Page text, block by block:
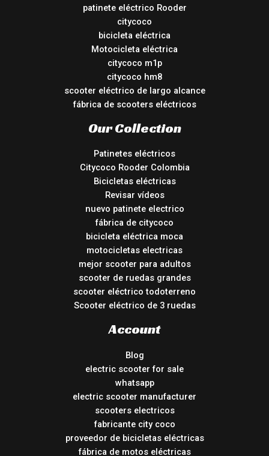
patinete eléctrico Rooder
citycoco
bicicleta eléctrica
Motocicleta eléctrica
citycoco m1p
citycoco hm8
scooter eléctrico de largo alcance
fábrica de scooters eléctricos
Our Collection
Patinetes eléctricos
Citycoco Rooder Colombia
Bicicletas eléctricas
Revisar vídeos
nuevo patinete electrico
fábrica de citycoco
bicicleta eléctrica moca
motocicletas electricas
mejor scooter para adultos
scooter de ruedas grandes
scooter eléctrico todoterreno
Scooter eléctrico de 3 ruedas
Account
Blog
electric scooter for sale
whatsapp
electric scooter manufacturer
scooters electricos
fabricante city coco
proveedor de bicicletas eléctricas
fábrica de motos eléctricas